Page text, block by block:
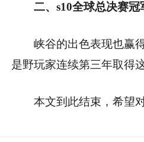
二、s10全球总决赛
峡谷的出色表现也赢
是野玩家连续第三年取得
本文到此结束，希望